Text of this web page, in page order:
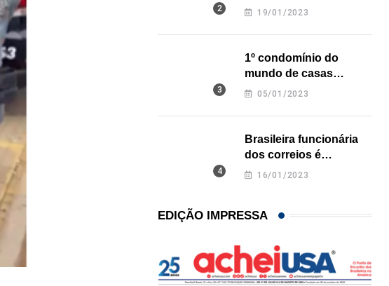
pode pegar prisão
19/01/2023
1º condomínio do
mundo de casas
impressas em 3D é
05/01/2023
Brasileira funcionária
dos correios é
assassinada a facadas
16/01/2023
EDIÇÃO IMPRESSA